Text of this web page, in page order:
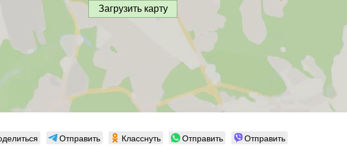
Загрузить карту
Отправить Класснуть Отправить Отправить